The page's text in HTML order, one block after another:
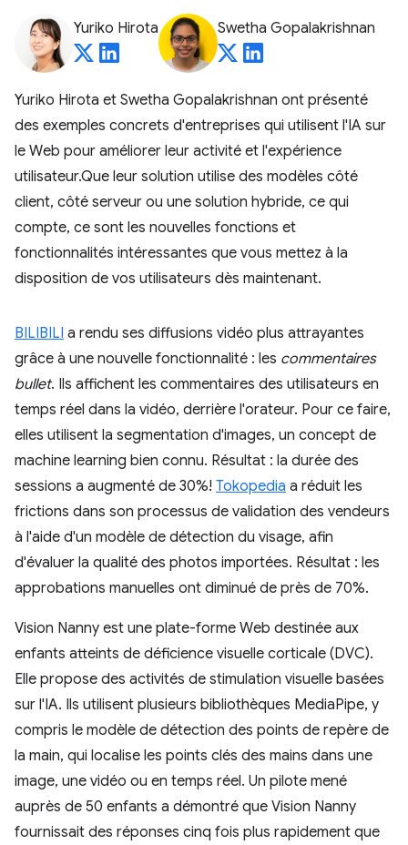
Yuriko Hirota Swetha Gopalakrishnan
Yuriko Hirota et Swetha Gopalakrishnan ont présenté
des exemples concrets d'entreprises qui utilisent l'IA sur
le Web pour améliorer leur activité et l'expérience
utilisateur.Que leur solution utilise des modèles côté
client, côté serveur ou une solution hybride, ce qui
compte, ce sont les nouvelles fonctions et
fonctionnalités intéressantes que vous mettez à la
disposition de vos utilisateurs dès maintenant.
BILIBILI a rendu ses diffusions vidéo plus attrayantes
grâce à une nouvelle fonctionnalité : les commentaires
bullet. Ils affichent les commentaires des utilisateurs en
temps réel dans la vidéo, derrière l'orateur. Pour ce faire,
elles utilisent la segmentation d'images, un concept de
machine learning bien connu. Résultat : la durée des
sessions a augmenté de 30%! Tokopedia a réduit les
frictions dans son processus de validation des vendeurs
à l'aide d'un modèle de détection du visage, afin
d'évaluer la qualité des photos importées. Résultat : les
approbations manuelles ont diminué de près de 70%.
Vision Nanny est une plate-forme Web destinée aux
enfants atteints de déficience visuelle corticale (DVC).
Elle propose des activités de stimulation visuelle basées
sur l'IA. Ils utilisent plusieurs bibliothèques MediaPipe, y
compris le modèle de détection des points de repère de
la main, qui localise les points clés des mains dans une
image, une vidéo ou en temps réel. Un pilote mené
auprès de 50 enfants a démontré que Vision Nanny
fournissait des réponses cinq fois plus rapidement que